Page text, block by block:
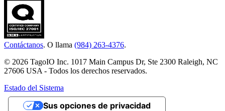
Contáctanos. O llama (984) 263-4376.
© 2026 TagoIO Inc. 1017 Main Campus Dr, Ste 2300 Raleigh, NC
27606 USA - Todos los derechos reservados.
Estado del Sistema
Sus opciones de privacidad